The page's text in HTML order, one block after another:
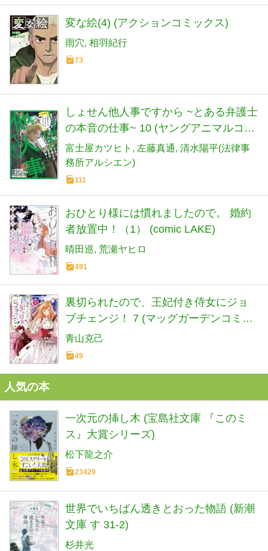
変な絵(4) (アクションコミックス)
雨穴 相羽紀行
73
しょせん他人事ですから ~とある弁護士
の本音の仕事~ 10 (ヤングアニマルコミ
ックス)
富士屋カツヒト 左藤真通 清水陽平(法律事
務所アルシエン)
111
おひとり様には慣れましたので。 婚約
者放置中！（1） (comic LAKE)
晴田巡 荒瀬ヤヒロ
491
裏切られたので、王妃付き侍女にジョ
ブチェンジ！ 7 (マッグガーデンコミッ
ク avarusシリーズ)
青山克己
49
人気の本
一次元の挿し木 (宝島社文庫 『このミ
ス』大賞シリーズ)
松下龍之介
23429
世界でいちばん透きとおった物語 (新潮
文庫 す 31-2)
杉井光